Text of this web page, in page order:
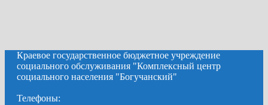
Краевое государственное бюджетное учреждение
социального обслуживания "Комплексный центр
социального населения "Богучанский"
Телефоны: